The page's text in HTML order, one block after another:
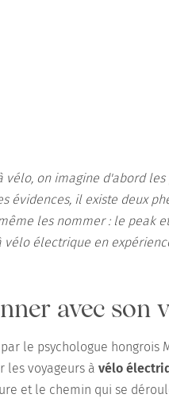
vélo, on imagine d'abord
évidences, il existe deux
les nommer : le peak
vélo électrique en
avec son
le psychologue hongrois
les voyageurs à vélo
et le chemin qui se